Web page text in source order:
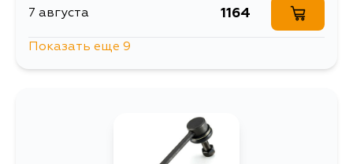
7 августа 1164
Показать еще 9